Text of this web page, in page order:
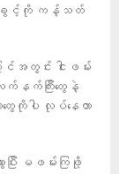
ဖမ်းခွင့်ကို ကန့်သတ်
အတွင်း ငါးဖမ်း
က်နက်ကြီးတွေနဲ့
ကိုပါ လုပ်နေတာ
ပြီး မဖမ်းကြဖို့